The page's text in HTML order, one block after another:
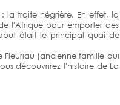
la traite négrière. En effet, la
l'Afrique pour emporter des
était le principal quai de
(ancienne famille qui
découvrirez l'histoire de La